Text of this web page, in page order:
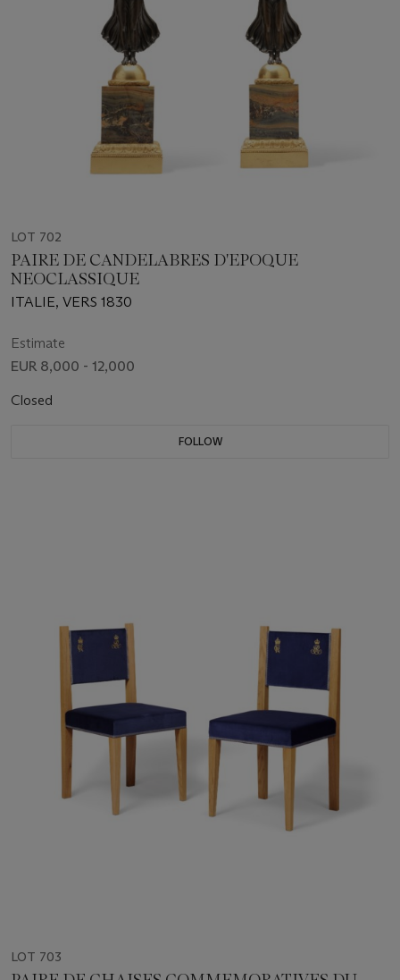
LOT 702
PAIRE DE CANDELABRES D'EPOQUE
NEOCLASSIQUE
ITALIE, VERS 1830
Estimate
EUR 8,000 - 12,000
Closed
FOLLOW
LOT 703